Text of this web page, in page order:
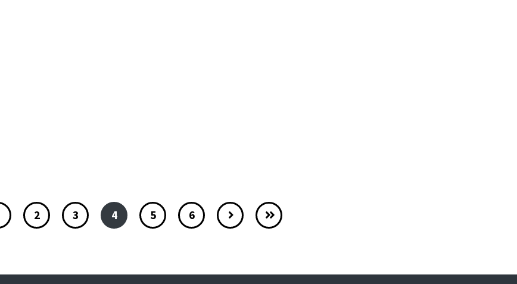
2 3 4 5 6